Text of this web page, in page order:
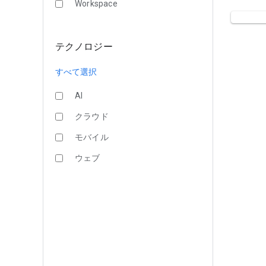
Workspace
テクノロジー
すべて選択
AI
クラウド
モバイル
ウェブ